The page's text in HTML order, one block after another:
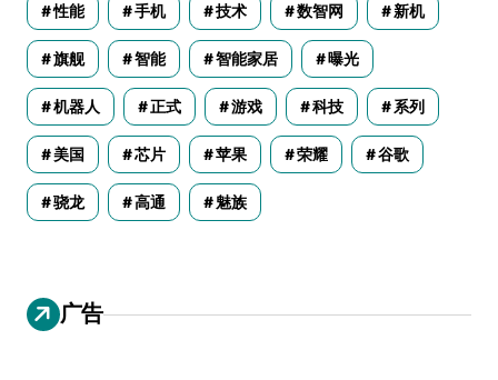
性能 手机 技术 数智网 新机
旗舰 智能 智能家居 曝光
机器人 正式 游戏 科技 系列
美国 芯片 苹果 荣耀 谷歌
骁龙 高通 魅族
广告